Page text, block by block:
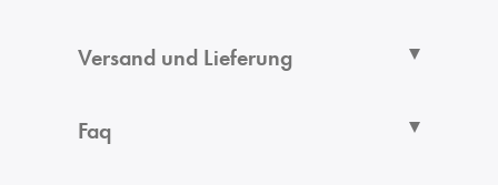
Versand und Lieferung
Faq